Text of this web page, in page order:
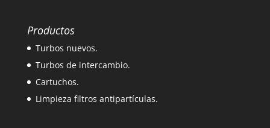
Productos
Turbos nuevos.
Turbos de intercambio.
Cartuchos.
Limpieza filtros antipartículas.